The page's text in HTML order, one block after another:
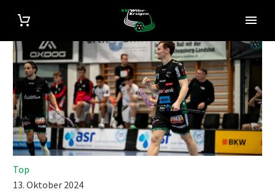
Top
13. Oktober 2024